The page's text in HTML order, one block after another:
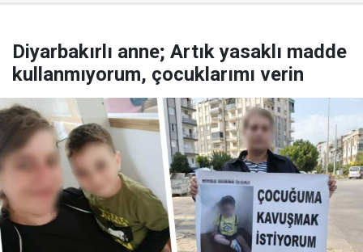
Diyarbakırlı anne; Artık yasaklı madde
kullanmıyorum, çocuklarımı verin